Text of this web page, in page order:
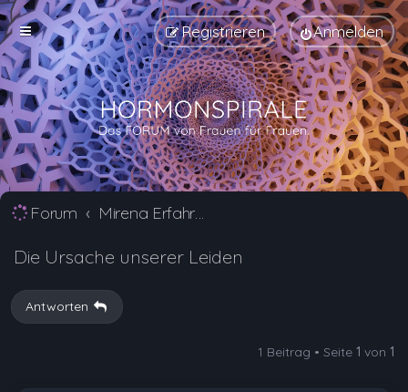
Anmelden
Registrieren
Forum Mirena Erfahrungsberichte und Nebenwirkungen
Die Ursache unserer Leiden
Antworten
1 Beitrag • Seite 1 von 1